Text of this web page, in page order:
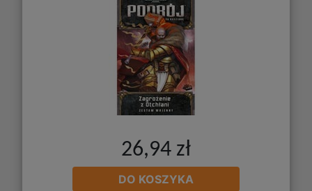
26,94 zł
DO KOSZYKA